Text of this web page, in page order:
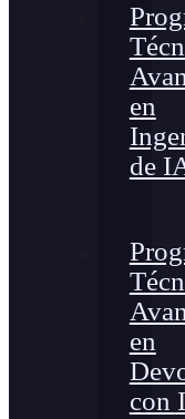
en
de
en
con